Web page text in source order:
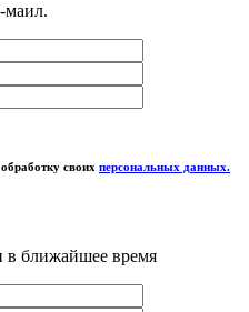
маил.
своих персональных данных.
в ближайшее время